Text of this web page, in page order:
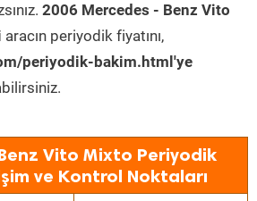
2006 Mercedes - Benz Vito
aracın periyodik fiyatını,
periyodik-bakim.html'ye
Vito Mixto Periyodik
ve Kontrol Noktaları